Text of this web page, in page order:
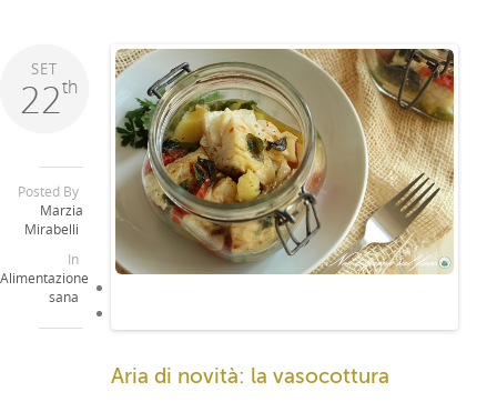
22th
SET
Posted By
Marzia
Mirabelli
In
Alimentazione
sana
Aria di novità: la vasocottura